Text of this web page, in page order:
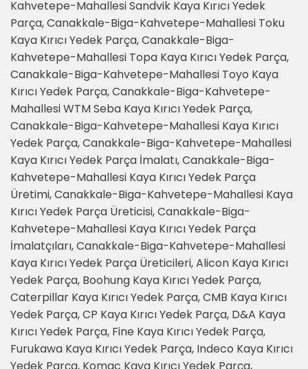
Kahvetepe-Mahallesi Sandvik Kaya Kırıcı Yedek
Parça, Canakkale-Biga-Kahvetepe-Mahallesi Toku
Kaya Kırıcı Yedek Parça, Canakkale-Biga-
Kahvetepe-Mahallesi Topa Kaya Kırıcı Yedek Parça,
Canakkale-Biga-Kahvetepe-Mahallesi Toyo Kaya
Kırıcı Yedek Parça, Canakkale-Biga-Kahvetepe-
Mahallesi WTM Seba Kaya Kırıcı Yedek Parça,
Canakkale-Biga-Kahvetepe-Mahallesi Kaya Kırıcı
Yedek Parça, Canakkale-Biga-Kahvetepe-Mahallesi
Kaya Kırıcı Yedek Parça İmalatı, Canakkale-Biga-
Kahvetepe-Mahallesi Kaya Kırıcı Yedek Parça
Üretimi, Canakkale-Biga-Kahvetepe-Mahallesi Kaya
Kırıcı Yedek Parça Üreticisi, Canakkale-Biga-
Kahvetepe-Mahallesi Kaya Kırıcı Yedek Parça
İmalatçıları, Canakkale-Biga-Kahvetepe-Mahallesi
Kaya Kırıcı Yedek Parça Üreticileri, Alicon Kaya Kırıcı
Yedek Parça, Boohung Kaya Kırıcı Yedek Parça,
Caterpillar Kaya Kırıcı Yedek Parça, CMB Kaya Kırıcı
Yedek Parça, CP Kaya Kırıcı Yedek Parça, D&A Kaya
Kırıcı Yedek Parça, Fine Kaya Kırıcı Yedek Parça,
Furukawa Kaya Kırıcı Yedek Parça, Indeco Kaya Kırıcı